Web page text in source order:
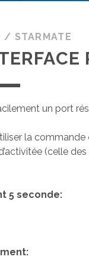
/ STARMATE
un port
la commande
(celle
5 seconde: